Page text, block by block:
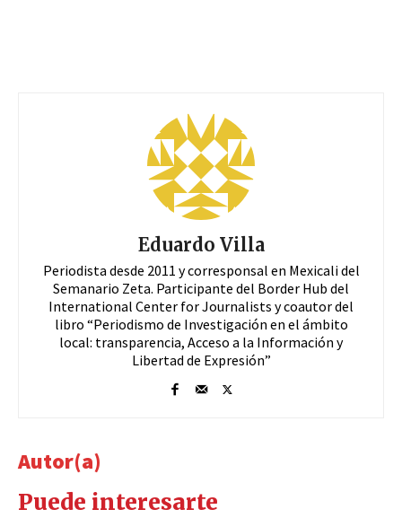
Eduardo Villa
Periodista desde 2011 y corresponsal en Mexicali del
Semanario Zeta. Participante del Border Hub del
International Center for Journalists y coautor del
libro “Periodismo de Investigación en el ámbito
local: transparencia, Acceso a la Información y
Libertad de Expresión”
Autor(a)
Puede interesarte